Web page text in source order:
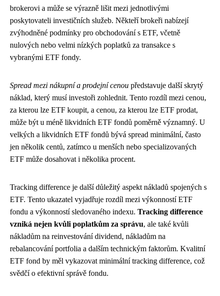
brokerovi a může se výrazně lišit mezi jednotlivými
poskytovateli investičních služeb. Někteří brokeři nabízejí
zvýhodněné podmínky pro obchodování s ETF, včetně
nulových nebo velmi nízkých poplatků za transakce s
vybranými ETF fondy.
Spread mezi nákupní a prodejní cenou představuje další skrytý
náklad, který musí investoři zohlednit. Tento rozdíl mezi cenou,
za kterou lze ETF koupit, a cenou, za kterou lze ETF prodat,
může být u méně likvidních ETF fondů poměrně významný. U
velkých a likvidních ETF fondů bývá spread minimální, často
jen několik centů, zatímco u menších nebo specializovaných
ETF může dosahovat i několika procent.
Tracking difference je další důležitý aspekt nákladů spojených s
ETF. Tento ukazatel vyjadřuje rozdíl mezi výkonností ETF
fondu a výkonností sledovaného indexu. Tracking difference
vzniká nejen kvůli poplatkům za správu, ale také kvůli
nákladům na reinvestování dividend, nákladům na
rebalancování portfolia a dalším technickým faktorům. Kvalitní
ETF fond by měl vykazovat minimální tracking difference, což
svědčí o efektivní správě fondu.